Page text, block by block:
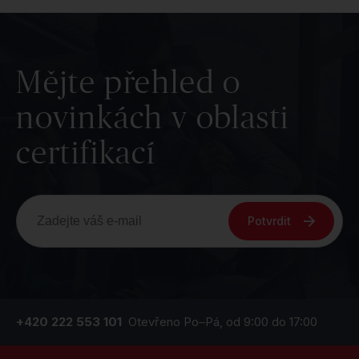
Mějte přehled o
novinkách v oblasti
certifikací
Potvrdit
+420 222 553 101 Otevřeno Po–Pá, od 9:00 do 17:00